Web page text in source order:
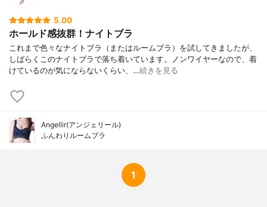
5.00
ホールド感抜群！ナイトブラ
これまで色々なナイトブラ（またはルームブラ）を試してきましたが、
しばらくこのナイトブラで落ち着いています。ノンワイヤーなので、着
けているのが気にならないくらい、…続きを見る
Angellir(アンジェリール)
ふんわりルームブラ
1